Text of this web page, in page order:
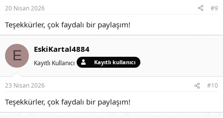
20 Nisan 2026 #9
Teşekkürler, çok faydalı bir paylaşım!
E EskiKartal4884
Kayıtlı Kullanıcı Kayıtlı kullanıcı
23 Nisan 2026 #10
Teşekkürler, çok faydalı bir paylaşım!